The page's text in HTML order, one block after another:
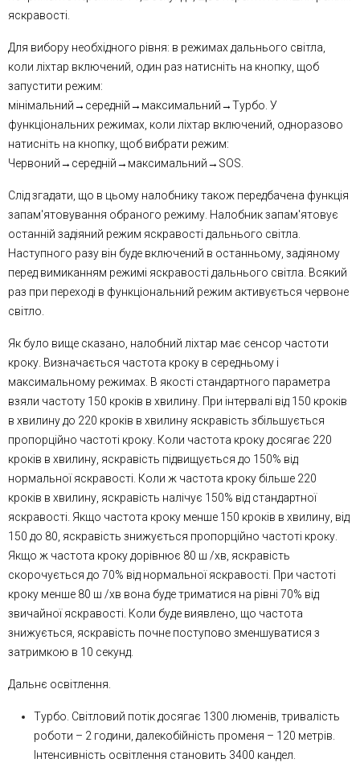
яскравості.
Для вибору необхідного рівня: в режимах дальнього світла,
коли ліхтар включений, один раз натисніть на кнопку, щоб
запустити режим:
мінімальний→середній→максимальний→Турбо. У
функціональних режимах, коли ліхтар включений, одноразово
натисніть на кнопку, щоб вибрати режим:
Червоний→середній→максимальний→SOS.
Слід згадати, що в цьому налобнику також передбачена функція
запам'ятовування обраного режиму. Налобник запам'ятовує
останній задіяний режим яскравості дальнього світла.
Наступного разу він буде включений в останньому, задіяному
перед вимиканням режимі яскравості дальнього світла. Всякий
раз при переході в функціональний режим активується червоне
світло.
Як було вище сказано, налобний ліхтар має сенсор частоти
кроку. Визначається частота кроку в середньому і
максимальному режимах. В якості стандартного параметра
взяли частоту 150 кроків в хвилину. При інтервалі від 150 кроків
в хвилину до 220 кроків в хвилину яскравість збільшується
пропорційно частоті кроку. Коли частота кроку досягає 220
кроків в хвилину, яскравість підвищується до 150% від
нормальної яскравості. Коли ж частота кроку більше 220
кроків в хвилину, яскравість налічує 150% від стандартної
яскравості. Якщо частота кроку менше 150 кроків в хвилину, від
150 до 80, яскравість знижується пропорційно частоті кроку.
Якщо ж частота кроку дорівнює 80 ш /хв, яскравість
скорочується до 70% від нормальної яскравості. При частоті
кроку менше 80 ш /хв вона буде триматися на рівні 70% від
звичайної яскравості. Коли буде виявлено, що частота
знижується, яскравість почне поступово зменшуватися з
затримкою в 10 секунд.
Дальнє освітлення.
Турбо. Світловий потік досягає 1300 люменів, тривалість
роботи – 2 години, далекобійність променя – 120 метрів.
Інтенсивність освітлення становить 3400 кандел.